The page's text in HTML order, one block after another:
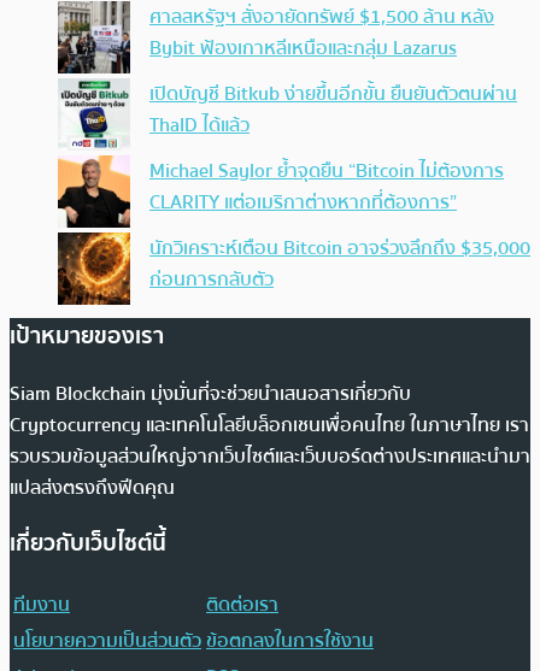
ศาลสหรัฐฯ สั่งอายัดทรัพย์ $1,500 ล้าน หลัง
Bybit ฟ้องเกาหลีเหนือและกลุ่ม Lazarus
เปิดบัญชี Bitkub ง่ายขึ้นอีกขั้น ยืนยันตัวตนผ่าน
ThaID ได้แล้ว
Michael Saylor ย้ำจุดยืน “Bitcoin ไม่ต้องการ
CLARITY แต่อเมริกาต่างหากที่ต้องการ”
นักวิเคราะห์เตือน Bitcoin อาจร่วงลึกถึง $35,000
ก่อนการกลับตัว
เป้าหมายของเรา
Siam Blockchain มุ่งมั่นที่จะช่วยนำเสนอสารเกี่ยวกับ
Cryptocurrency และเทคโนโลยีบล็อกเชนเพื่อคนไทย ในภาษาไทย เรา
รวบรวมข้อมูลส่วนใหญ่จากเว็บไซต์และเว็บบอร์ดต่างประเทศและนำมา
แปลส่งตรงถึงฟีดคุณ
เกี่ยวกับเว็บไซต์นี้
ทีมงาน
ติดต่อเรา
นโยบายความเป็นส่วนตัวข้อตกลงในการใช้งาน